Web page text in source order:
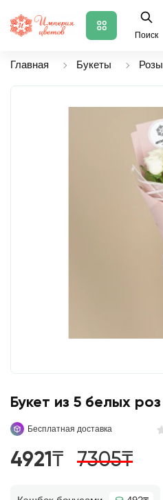
Поиск
Главная Букеты Розы
Букет из 5 белых роз
Бесплатная доставка
4921₸ 7305₸